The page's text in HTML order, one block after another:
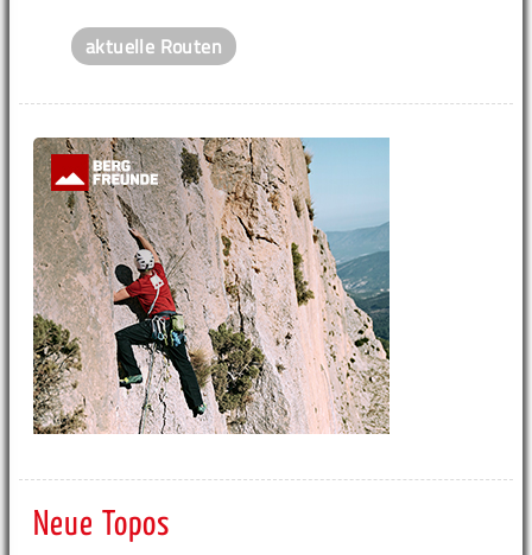
aktuelle Routen
Neue Topos